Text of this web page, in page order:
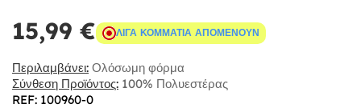
15,99 € ΛΊΓΑ ΚΟΜΜΆΤΙΑ ΑΠΟΜΈΝΟΥΝ
Περιλαμβάνει: Ολόσωμη φόρμα
Σύνθεση Προϊόντος: 100% Πολυεστέρας
REF: 100960-0